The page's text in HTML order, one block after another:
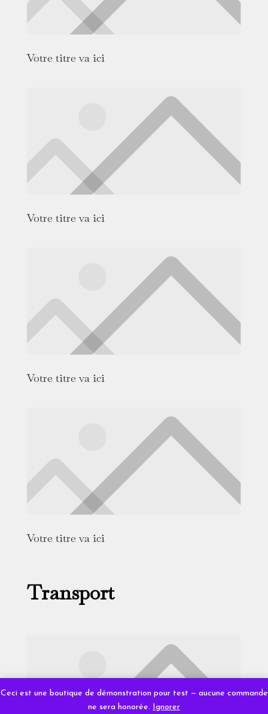
Ceci est une boutique de démonstration pour test — aucune commande
ne sera honorée. Ignorer
Votre titre va ici
Votre titre va ici
Votre titre va ici
Votre titre va ici
Transport